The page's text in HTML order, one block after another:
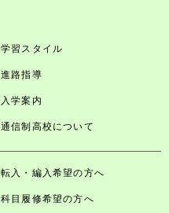
学習スタイル
進路指導
入学案内
通信制高校について
転入・編入希望の方へ
科目履修希望の方へ